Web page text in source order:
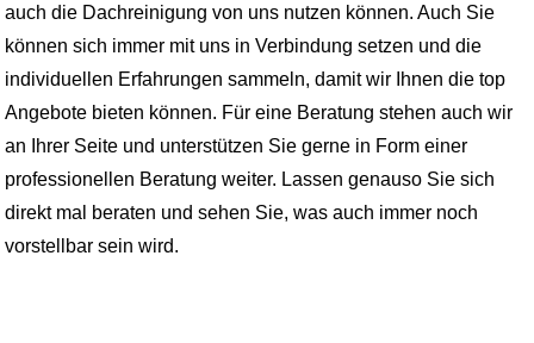
auch die Dachreinigung von uns nutzen können. Auch Sie
können sich immer mit uns in Verbindung setzen und die
individuellen Erfahrungen sammeln, damit wir Ihnen die top
Angebote bieten können. Für eine Beratung stehen auch wir
an Ihrer Seite und unterstützen Sie gerne in Form einer
professionellen Beratung weiter. Lassen genauso Sie sich
direkt mal beraten und sehen Sie, was auch immer noch
vorstellbar sein wird.